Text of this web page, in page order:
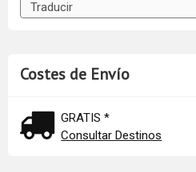
Costes de Envío
GRATIS *
Consultar Destinos